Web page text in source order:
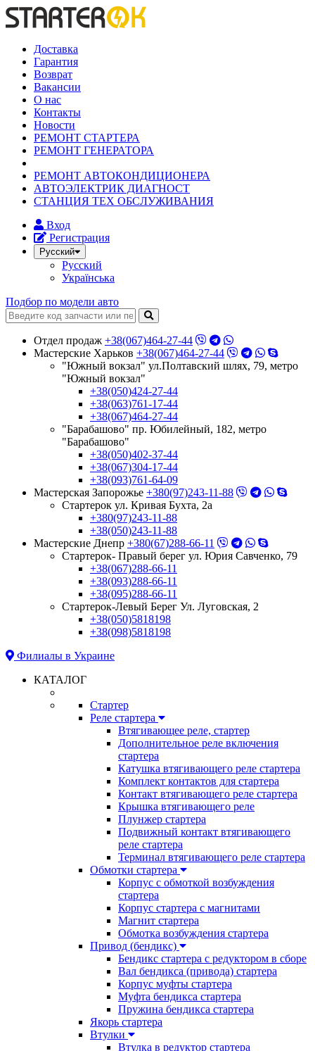
Доставка
Гарантия
Возврат
Вакансии
О нас
Контакты
Новости
РЕМОНТ СТАРТЕРА
РЕМОНТ ГЕНЕРАТОРА
РЕМОНТ АВТОКОНДИЦИОНЕРА
АВТОЭЛЕКТРИК ДИАГНОСТ
СТАНЦИЯ ТЕХ ОБСЛУЖИВАНИЯ
Вход
Регистрация
Русский
Русский
Українська
Подбор по модели авто
Отдел продаж +38(067)464-27-44
Мастерские Харьков +38(067)464-27-44
"Южный вокзал" ул.Полтавский шлях, 79, метро
"Южный вокзал"
+38(050)424-27-44
+38(063)761-17-44
+38(067)464-27-44
"Барабашово" пр. Юбилейный, 182, метро
"Барабашово"
+38(050)402-37-44
+38(067)304-17-44
+38(093)761-64-09
Мастерская Запорожье +380(97)243-11-88
Стартерок ул. Кривая Бухта, 2а
+380(97)243-11-88
+38(050)243-11-88
Мастерские Днепр +380(67)288-66-11
Стартерок- Правый берег ул. Юрия Савченко, 79
+38(067)288-66-11
+38(093)288-66-11
+38(095)288-66-11
Стартерок-Левый Берег Ул. Луговская, 2
+38(050)5818198
+38(098)5818198
Филиалы в Украине
КАТАЛОГ
Стартер
Реле стартера
Втягивающее реле, стартер
Дополнительное реле включения
стартера
Катушка втягивающего реле стартера
Комплект контактов для стартера
Контакт втягивающего реле стартера
Крышка втягивающего реле
Плунжер стартера
Подвижный контакт втягивающего
реле стартера
Терминал втягивающего реле стартера
Обмотки стартера
Корпус с обмоткой возбуждения
стартера
Корпус стартера с магнитами
Магнит стартера
Обмотка возбуждения стартера
Привод (бендикс)
Бендикс стартера с редуктором в сборе
Вал бендикса (привода) стартера
Корпус муфты стартера
Муфта бендикса стартера
Пружина бендикса стартера
Якорь стартера
Втулки
Втулка в редуктор стартера